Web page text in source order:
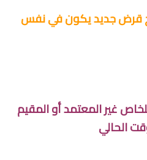
قرض جديد يكون في نفس
غير المعتمد أو المقيم
الحالي